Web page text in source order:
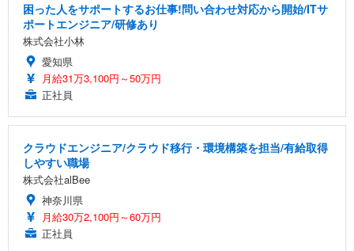
困った人をサポートするお仕事!問い合わせ対応から開始/ITサ
ポートエンジニア/研修あり
株式会社小林
愛知県
月給31万3,100円～50万円
正社員
クラウドエンジニア/クラウド移行・環境構築を担当/有給取得
しやすい職場
株式会社alBee
神奈川県
月給30万2,100円～60万円
正社員